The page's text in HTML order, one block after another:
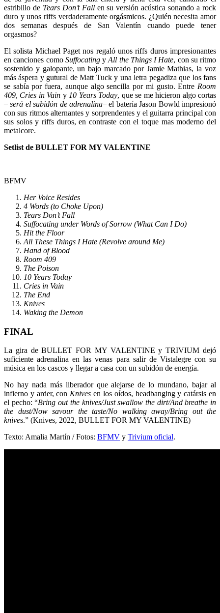
estribillo de Tears Don’t Fallen su versión acústica sonando a rock
duro y unos riffs verdaderamente orgásmicos. ¿Quién necesita amor
dos semanas después de San Valentín cuando puede tener
orgasmos?
El solista Michael Paget nos regaló unos riffs duros impresionantes
en canciones como SuffocatingyAll the Things I Hate, con su ritmo
sostenido y galopante, un bajo marcado por Jamie Mathias, la voz
más áspera y gutural de Matt Tuck y una letra pegadiza que los fans
se sabía por fuera, aunque algo sencilla por mi gusto. Entre Room
409, Cries in Vain y 10 Years Today, que se me hicieron algo cortas
–será el subidón de adrenalina– el batería Jason Bowld impresionó
con sus ritmos alternantes y sorprendentes y el guitarra principal con
sus solos y riffs duros, en contraste con el toque mas moderno del
metalcore.
Setlist de BULLET FOR MY VALENTINE
BFMV
Her Voice Resides
4 Words (to Choke Upon)
Tears Don’t Fall
Suffocating under Words of Sorrow (What Can I Do)
Hit the Floor
All These Things I Hate (Revolve around Me)
Hand of Blood
Room 409
The Poison
10 Years Today
Cries in Vain
The End
Knives
Waking the Demon
FINAL
La gira de BULLET FOR MY VALENTINE y TRIVIUM dejó
suficiente adrenalina en las venas para salir de Vistalegre con su
música en los cascos y llegar a casa con un subidón de energía.
No hay nada más liberador que alejarse de lo mundano, bajar al
infierno y arder, con Knives en los oídos, headbanging y catársis en
el pecho: “Bring out the knives/Just swallow the dirt/And breathe in
the dust/Now savour the taste/No walking away/Bring out the
knives.” (Knives, 2022, BULLET FOR MY VALENTINE)
Texto: Amalia Martín / Fotos: BFMV y Trivium oficial.